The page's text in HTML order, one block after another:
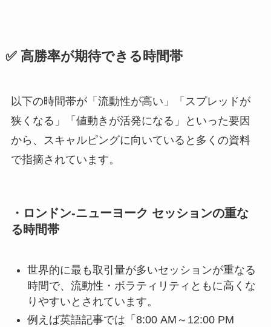
✅ 高勝率が期待できる時間帯
以下の時間帯が「流動性が高い」「スプレッドが
狭くなる」「値動きが活発になる」といった要因
から、スキャルピングに向いていると多くの資料
で指摘されています。
・ロンドン-ニューヨーク セッションの重な
る時間帯
世界的に最も取引量が多いセッションが重なる
時間で、流動性・ボラティリティともに高くな
りやすいとされています。
例えば英語記事では「8:00 AM～12:00 PM